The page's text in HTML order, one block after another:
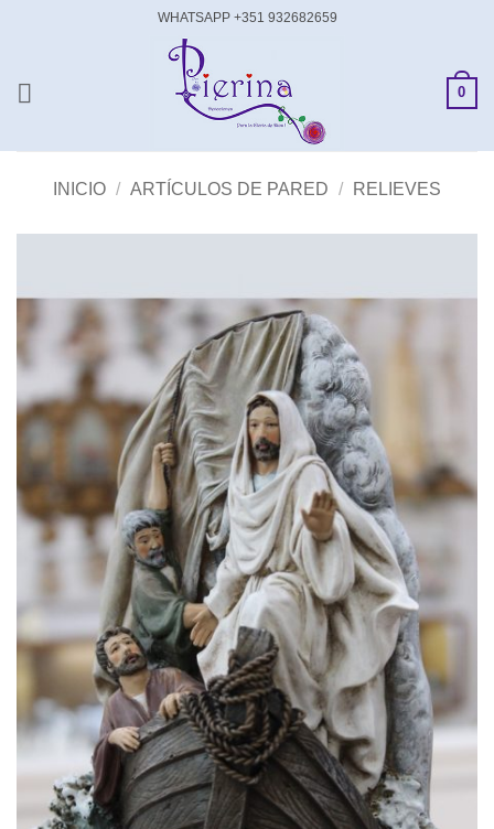
WHATSAPP +351 932682659
0
INICIO / ARTÍCULOS DE PARED / RELIEVES